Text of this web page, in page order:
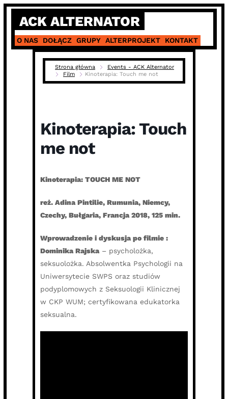
Skip
content
ACK ALTERNATOR
O NAS DOŁĄCZ GRUPY ALTERPROJEKT KONTAKT
Strona główna
Events - ACK Alternator
Film
Kinoterapia: Touch me not
Kinoterapia: Touch
me not
Kinoterapia: TOUCH ME NOT
reż. Adina Pintilie, Rumunia, Niemcy,
Czechy, Bułgaria, Francja 2018, 125 min.
Wprowadzenie i dyskusja po filmie :
Dominika Rajska– psycholożka,
seksuolożka. Absolwentka Psychologii na
Uniwersytecie SWPS oraz studiów
podyplomowych z Seksuologii Klinicznej
w CKP WUM; certyfikowana edukatorka
seksualna.